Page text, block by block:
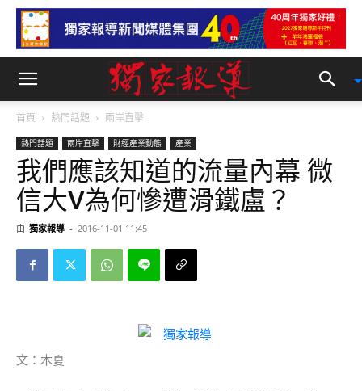
首頁 熱門話題 兩岸直擊
熱門話題 兩岸直擊 財經產業動態 產業
我們應該知道的流量內幕 微
信大V為何慘遭滑鐵盧？
由 獨家報導 - 2016-11-01 11:45
文：木夏